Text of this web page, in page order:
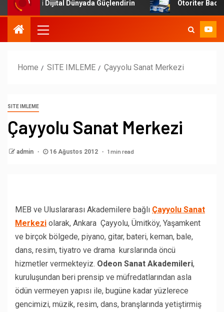
Dijital Dünyada Güçlendirin Otoriter Backlink
Home SITE IMLEME Çayyolu Sanat Merkezi
SITE IMLEME
Çayyolu Sanat Merkezi
admin 16 Ağustos 2012 1 min read
MEB ve Uluslararası Akademilere bağlı Çayyolu Sanat
Merkezi olarak, Ankara Çayyolu, Ümitköy, Yaşamkent
ve birçok bölgede, piyano, gitar, bateri, keman, bale,
dans, resim, tiyatro ve drama kurslarında öncü
hizmetler vermekteyiz. Odeon Sanat Akademileri,
kuruluşundan beri prensip ve müfredatlarından asla
ödün vermeyen yapısı ile, bugüne kadar yüzlerece
gencimizi, müzik, resim, dans, branşlarında yetiştirmiş